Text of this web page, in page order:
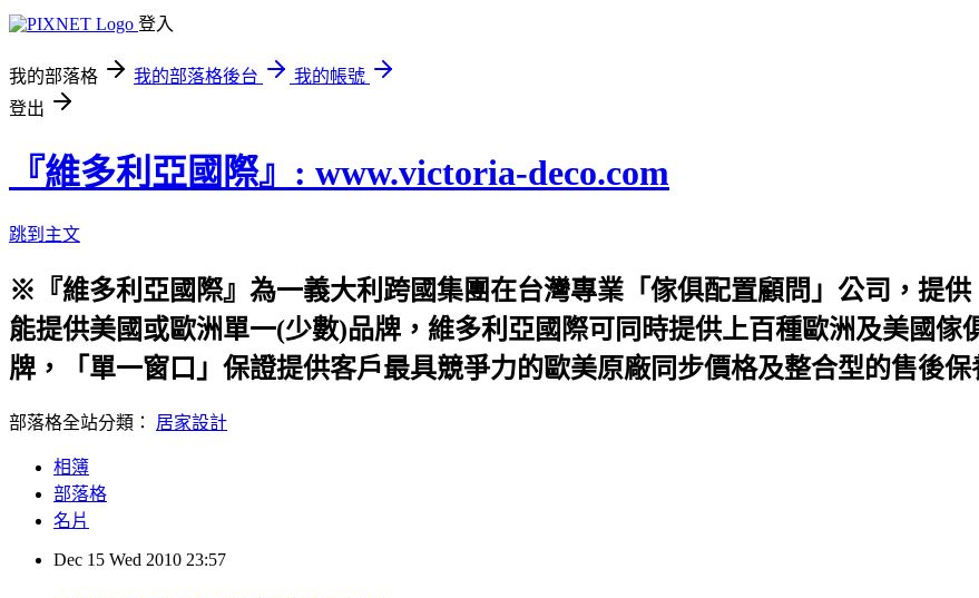
登入
我的部落格 我的部落格後台
我的帳號
登出
『維多利亞國際』: www.victoria-deco.com
跳到主文
※『維多利亞國際』為一義大利跨國集團在台灣專業「傢俱配置顧問」公司，提
能提供美國或歐洲單一(少數)品牌，維多利亞國際可同時提供上百種歐洲及美國
牌，「單一窗口」保證提供客戶最具競爭力的歐美原廠同步價格及整合型的售後保
部落格全站分類： 居家設計
相簿
部落格
名片
Dec 15 Wed 2010 23:57